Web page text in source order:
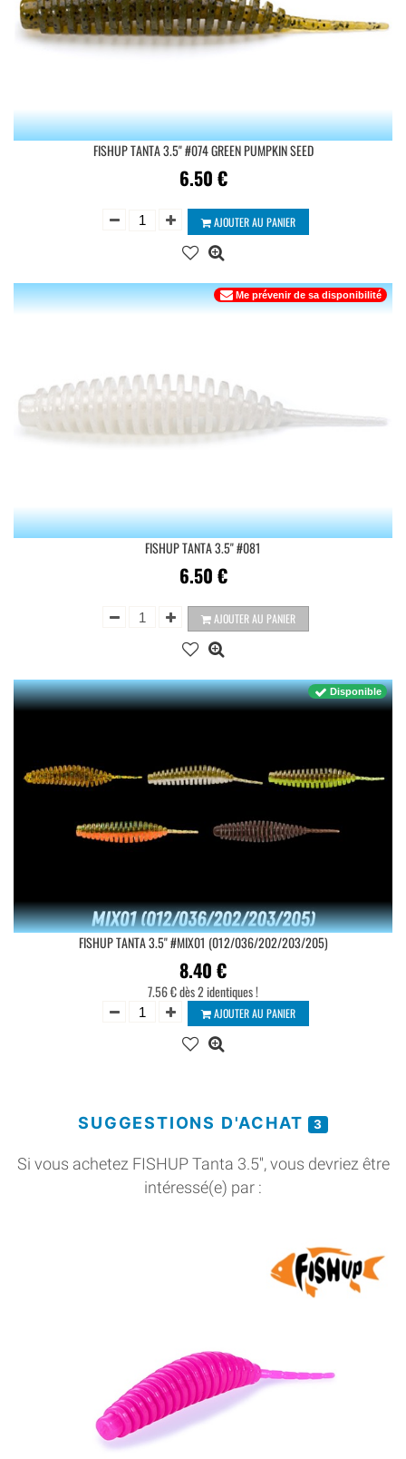
FISHUP TANTA 3.5'' #074 GREEN PUMPKIN SEED
6.50 €
AJOUTER AU PANIER
FISHUP TANTA 3.5'' #081
6.50 €
Me prévenir de sa disponibilité
AJOUTER AU PANIER
FISHUP TANTA 3.5'' #MIX01 (012/036/202/203/205)
8.40 €
7.56 € dès 2 identiques !
Disponible
AJOUTER AU PANIER
SUGGESTIONS D'ACHAT 3
Si vous achetez FISHUP Tanta 3.5'', vous devriez être
intéressé(e) par :